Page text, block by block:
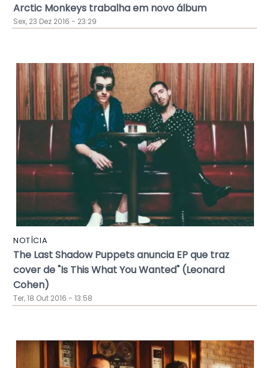
Arctic Monkeys trabalha em novo álbum
Sex, 23 Dez 2016 - 23:29
NOTÍCIA
The Last Shadow Puppets anuncia EP que traz
cover de "Is This What You Wanted" (Leonard
Cohen)
Ter, 18 Out 2016 - 13:58